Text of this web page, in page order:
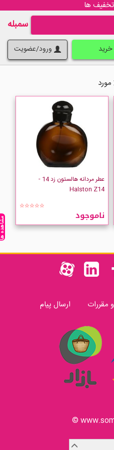
ها
سمبله
ورود/عضویت
عطر مردانه هالستون زد 14 -
Halston Z14
☆☆☆☆☆
ناموجود
مقررات ارسال پیام